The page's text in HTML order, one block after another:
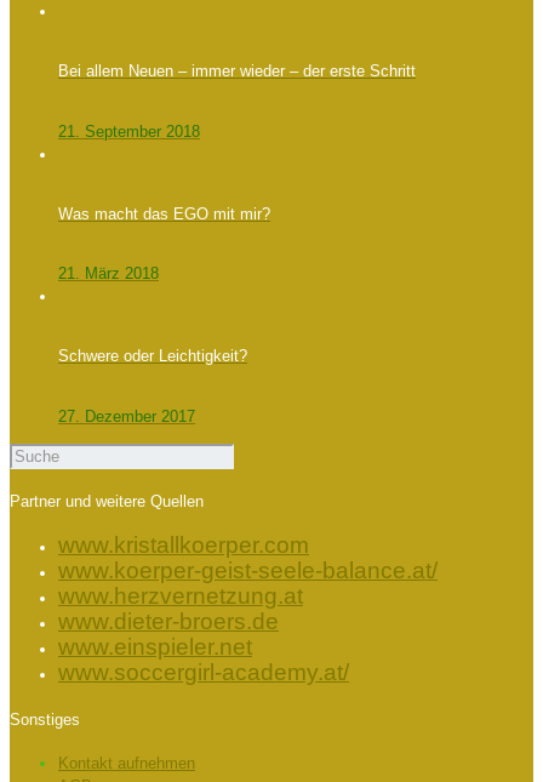
Bei allem Neuen – immer wieder – der erste Schritt
21. September 2018
Was macht das EGO mit mir?
21. März 2018
Schwere oder Leichtigkeit?
27. Dezember 2017
Partner und weitere Quellen
www.kristallkoerper.com
www.koerper-geist-seele-balance.at/
www.herzvernetzung.at
www.dieter-broers.de
www.einspieler.net
www.soccergirl-academy.at/
Sonstiges
Kontakt aufnehmen